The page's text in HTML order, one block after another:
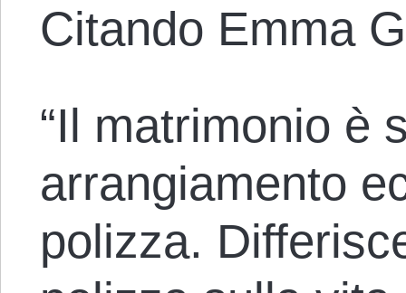
Citando Emma
“Il matrimonio è
arrangiamento
polizza.